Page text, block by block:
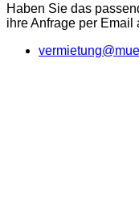
Haben Sie das
ihre Anfrage per Email